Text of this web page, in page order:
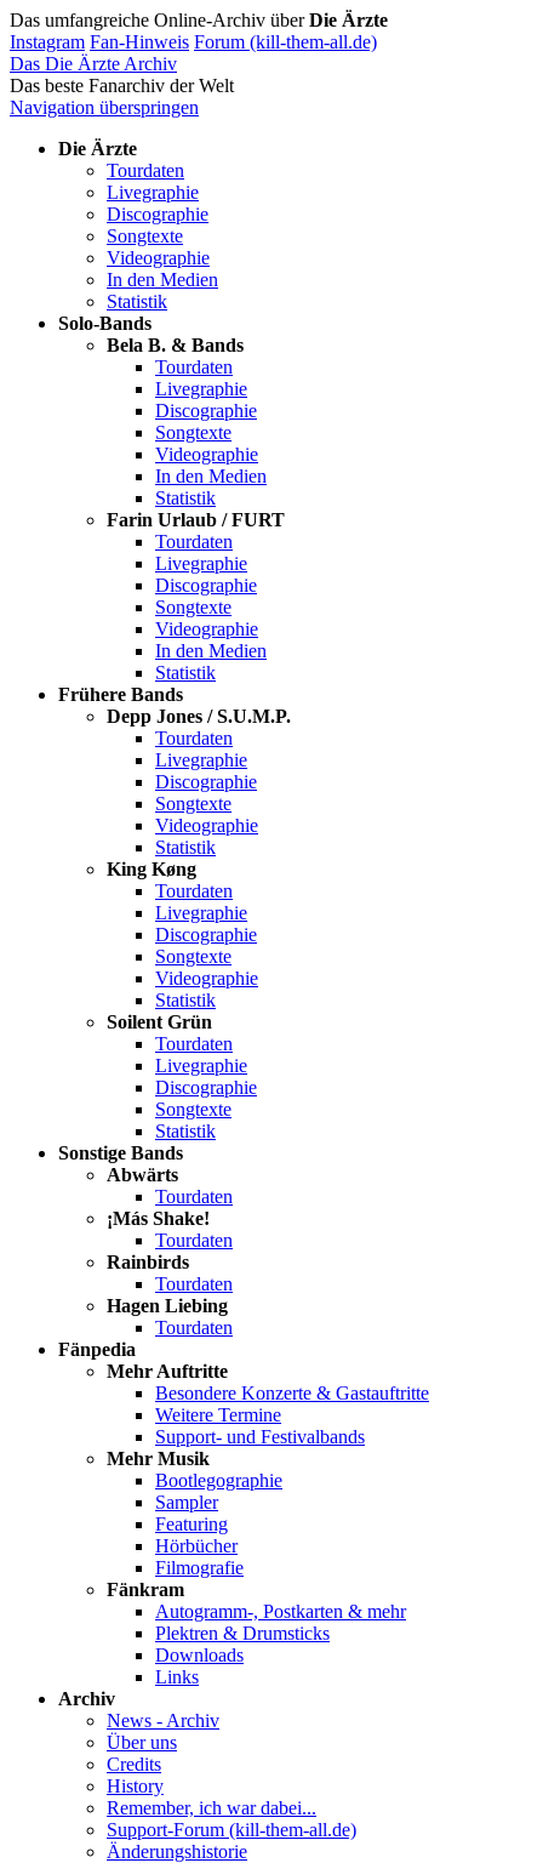
Das umfangreiche Online-Archiv überDie Ärzte
Instagram Fan-Hinweis Forum (kill-them-all.de)
Das Die Ärzte Archiv
Das beste Fanarchiv der Welt
Navigation überspringen
Die Ärzte
Tourdaten
Livegraphie
Discographie
Songtexte
Videographie
In den Medien
Statistik
Solo-Bands
Bela B. & Bands
Tourdaten
Livegraphie
Discographie
Songtexte
Videographie
In den Medien
Statistik
Farin Urlaub / FURT
Tourdaten
Livegraphie
Discographie
Songtexte
Videographie
In den Medien
Statistik
Frühere Bands
Depp Jones / S.U.M.P.
Tourdaten
Livegraphie
Discographie
Songtexte
Videographie
Statistik
King Køng
Tourdaten
Livegraphie
Discographie
Songtexte
Videographie
Statistik
Soilent Grün
Tourdaten
Livegraphie
Discographie
Songtexte
Statistik
Sonstige Bands
Abwärts
Tourdaten
¡Más Shake!
Tourdaten
Rainbirds
Tourdaten
Hagen Liebing
Tourdaten
Fänpedia
Mehr Auftritte
Besondere Konzerte & Gastauftritte
Weitere Termine
Support- und Festivalbands
Mehr Musik
Bootlegographie
Sampler
Featuring
Hörbücher
Filmografie
Fänkram
Autogramm-, Postkarten & mehr
Plektren & Drumsticks
Downloads
Links
Archiv
News - Archiv
Über uns
Credits
History
Remember, ich war dabei...
Support-Forum (kill-them-all.de)
Änderungshistorie